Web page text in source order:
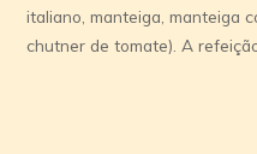
italiano, manteiga, manteiga
chutner de tomate). A